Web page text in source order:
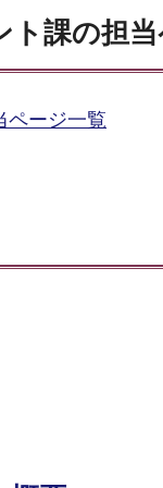
ト課の担
ページ一覧